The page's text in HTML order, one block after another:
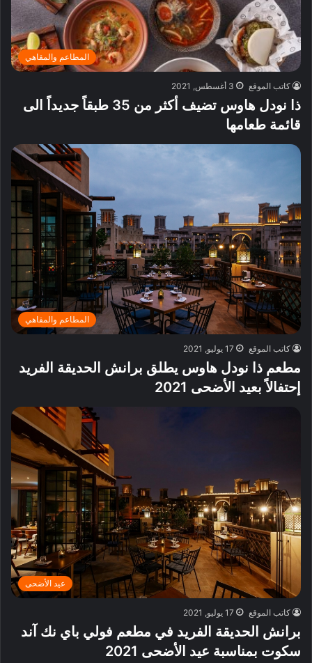
المطاعم والمقاهي
كاتب الموقع 3 أغسطس, 2021
ذا نودل هاوس تضيف أكثر من 35 طبقاً جديداً الى
قائمة طعامها
المطاعم والمقاهي
كاتب الموقع 17 يوليو, 2021
مطعم ذا نودل هاوس يطلق برانش الحديقة الفريد
إحتفالاً بعيد الأضحى 2021
عيد الأضحى
كاتب الموقع 17 يوليو, 2021
برانش الحديقة الفريد في مطعم فولي باي نك آند
سكوت بمناسبة عيد الأضحى 2021